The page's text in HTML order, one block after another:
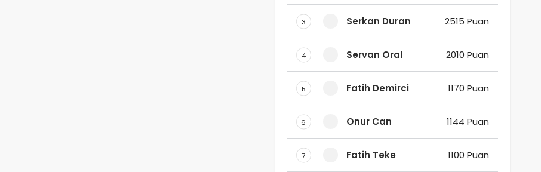
3 Serkan Duran 2515 Puan
4 Servan Oral 2010 Puan
5 Fatih Demirci 1170 Puan
6 Onur Can 1144 Puan
7 Fatih Teke 1100 Puan